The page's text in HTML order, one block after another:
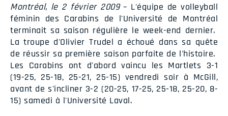
Montréal, le 2 février 2009– L'équipe de volleyball
féminin des Carabins de l'Université de Montréal
terminait sa saison régulière le week-end dernier.
La troupe d'Olivier Trudel a échoué dans sa quête
de réussir sa première saison parfaite de l'histoire.
Les Carabins ont d'abord vaincu les Martlets 3-1
(19-25, 25-18, 25-21, 25-15) vendredi soir à McGill,
avant de s'incliner 3-2 (20-25, 17-25, 25-18, 25-20, 8-
15) samedi à l'Université Laval.